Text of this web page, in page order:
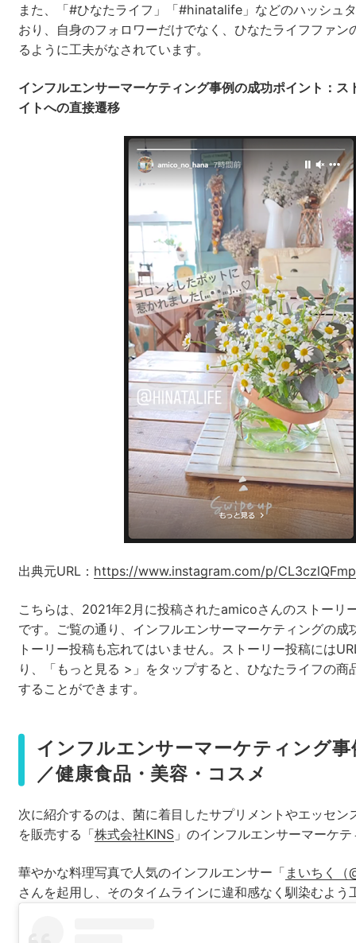
また、「#ひなたライフ」「#hinatalife」などのハッシュ
おり、自身のフォロワーだけでなく、ひなたライフファン
るように工夫がなされています。
インフルエンサーマーケティング事例の成功ポイント：ス
イトへの直接遷移
出典元URL： https://www.instagram.com/p/
こちらは、2021年2月に投稿されたamicoさんのストーリ
です。ご覧の通り、インフルエンサーマーケティングの成
トーリー投稿も忘れてはいません。ストーリー投稿には
り、「もっと見る >」をタップすると、ひなたライフの商
することができます。
インフルエンサーマーケティング
／健康食品・美容・コスメ
次に紹介するのは、菌に着目したサプリメントやエッセン
を販売する「株式会社KINS」のインフルエンサーマーケ
華やかな料理写真で人気のインフルエンサー「 まいちく（
さんを起用し、そのタイムラインに違和感なく馴染むよう